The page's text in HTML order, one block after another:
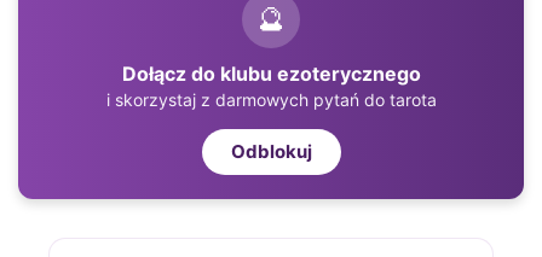
🔮
Dołącz do klubu ezoterycznego
i skorzystaj z darmowych pytań do tarota
Odblokuj